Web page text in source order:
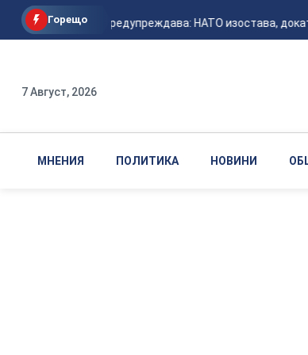
Горещо
Залужни предупреждава: НАТО изостава,
7 Август, 2026
МНЕНИЯ ПОЛИТИКА НОВИНИ